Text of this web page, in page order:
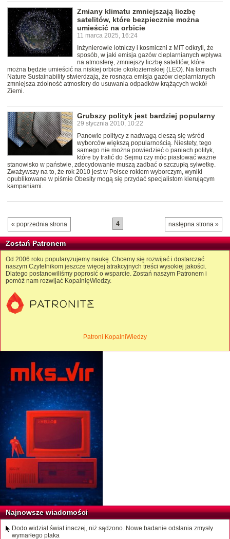
Zmiany klimatu zmniejszają liczbę
satelitów, które bezpiecznie można
umieścić na orbicie
11 marca 2025, 16:24
Inżynierowie lotniczy i kosmiczni z MIT odkryli, że
sposób, w jaki emisja gazów cieplarnianych wpływa
na atmosferę, zmniejszy liczbę satelitów, które
można będzie umieścić na niskiej orbicie okołoziemskiej (LEO). Na łamach
Nature Sustainability stwierdzają, że rosnąca emisja gazów cieplarnianych
zmniejsza zdolność atmosfery do usuwania odpadków krążących wokół
Ziemi.
Grubszy polityk jest bardziej popularny
29 stycznia 2010, 10:22
Panowie politycy z nadwagą cieszą się wśród
wyborców większą popularnością. Niestety, tego
samego nie można powiedzieć o paniach polityk,
które by trafić do Sejmu czy móc piastować ważne
stanowisko w państwie, zdecydowanie muszą zadbać o szczupłą sylwetkę.
Zważywszy na to, że rok 2010 jest w Polsce rokiem wyborczym, wyniki
opublikowane w piśmie Obesity mogą się przydać specjalistom kierującym
kampaniami.
« poprzednia strona następna strona »
4
Zostań Patronem
Od 2006 roku popularyzujemy naukę. Chcemy się rozwijać i dostarczać
naszym Czytelnikom jeszcze więcej atrakcyjnych treści wysokiej jakości.
Dlatego postanowiliśmy poprosić o wsparcie. Zostań naszym Patronem i
pomóż nam rozwijać KopalnięWiedzy.
Patroni KopalniWiedzy
Najnowsze wiadomości
Dodo widział świat inaczej, niż sądzono. Nowe badanie odsłania zmysły
wymarłego ptaka